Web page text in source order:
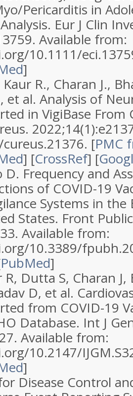
Pericarditis in
Eur J Clin
Available from:
10.1111/
]
R., Charan J.,
et al. Analysis of
in VigiBase From
2022;14
[PMC
] [CrossRef] [
D. Frequency and
of COVID-19
Systems in
States. Front
Available from:
10.3389/
PubMed]
R, Dutta S, Charan
D, et al.
from COVID-19
Database. Int J
Available from:
10.2147/
]
Disease Control